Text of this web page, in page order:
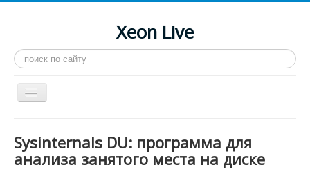
Xeon Live
Искать...
Toggle
Navigation
LGA 2011-3
Sysinternals DU: программа для
анализа занятого места на диске